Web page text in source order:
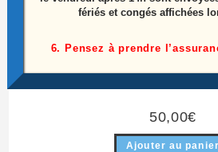
Ensemble pied + vis télé Lg
50,00€
Ajouter au panier
fériés et congés affichées
6. Pensez à prendre